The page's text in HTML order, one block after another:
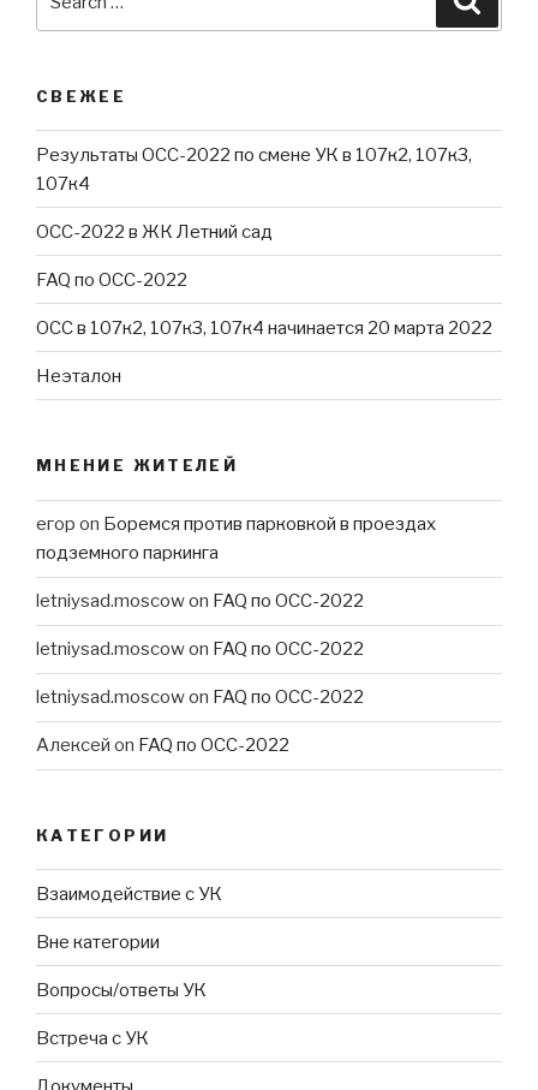
СВЕЖЕЕ
Результаты ОСС-2022 по смене УК в 107к2, 107к3,
107к4
ОСС-2022 в ЖК Летний сад
FAQ по ОСС-2022
ОСС в 107к2, 107к3, 107к4 начинается 20 марта 2022
Неэталон
МНЕНИЕ ЖИТЕЛЕЙ
егор on Боремся против парковкой в проездах
подземного паркинга
letniysad.moscowon FAQ по ОСС-2022
letniysad.moscowon FAQ по ОСС-2022
letniysad.moscowon FAQ по ОСС-2022
Алексей on FAQ по ОСС-2022
КАТЕГОРИИ
Взаимодействие с УК
Вне категории
Вопросы/ответы УК
Встреча с УК